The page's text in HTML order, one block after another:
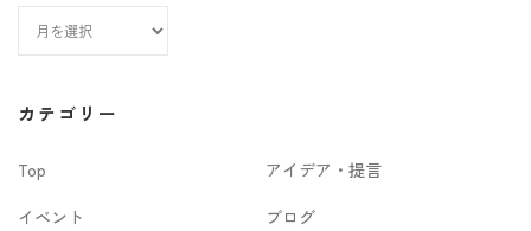
カ
ブ
カテゴリー
Top
アイデア・提言
イベント
ブログ